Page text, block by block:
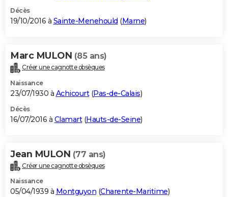
Décès
19/10/2016 à Sainte-Menehould (Marne)
Marc MULON (85 ans)
Créer une cagnotte obsèques
Naissance
23/07/1930 à Achicourt(Pas-de-Calais)
Décès
16/07/2016 à Clamart(Hauts-de-Seine)
Jean MULON (77 ans)
Créer une cagnotte obsèques
Naissance
05/04/1939 à Montguyon (Charente-Maritime)